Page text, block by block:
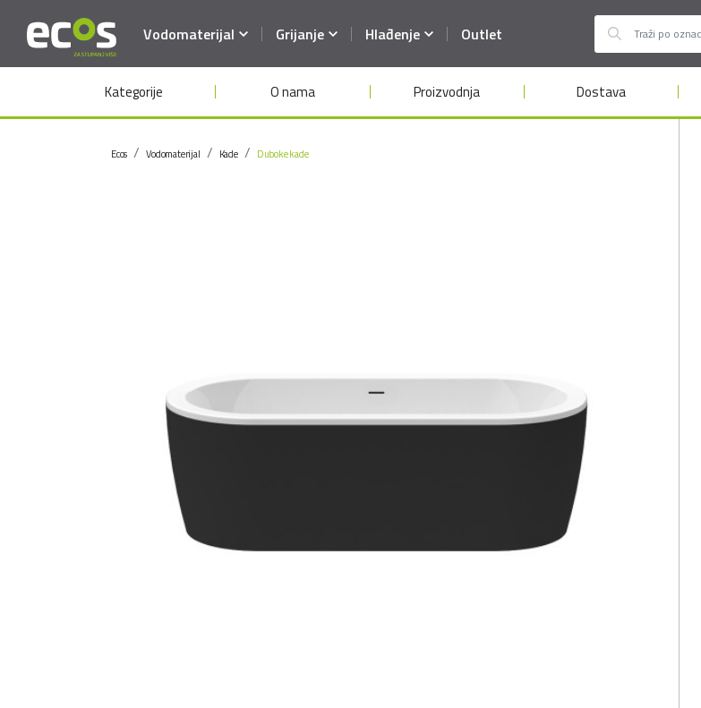
Vodomaterijal Grijanje Hlađenje Outlet
Kategorije O nama Proizvodnja Dostava
Ecos Vodomaterijal Kade Duboke kade